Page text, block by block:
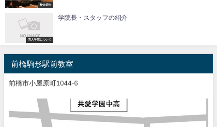
校舎紹介
宮入学院について
学院長・スタッフの紹介
前橋駒形駅前教室
前橋市小屋原町1044-6